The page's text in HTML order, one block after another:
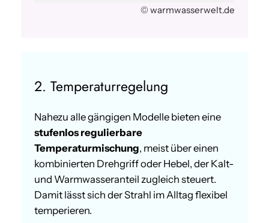
© warmwasserwelt.de
2. Temperaturregelung
Nahezu alle gängigen Modelle bieten eine
stufenlos regulierbare
Temperaturmischung, meist über einen
kombinierten Drehgriff oder Hebel, der Kalt-
und Warmwasseranteil zugleich steuert.
Damit lässt sich der Strahl im Alltag flexibel
temperieren.